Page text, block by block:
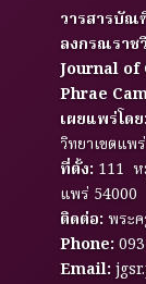
วารสารบั
ลงกรณราช
Journal of
Phrae
เผยแพร่โดย:
วิทยาเขตแพร่
ที่ตั้ง: 111 ห
แพร่ 54000
ติดต่อ: พระ
Phone:
Email: